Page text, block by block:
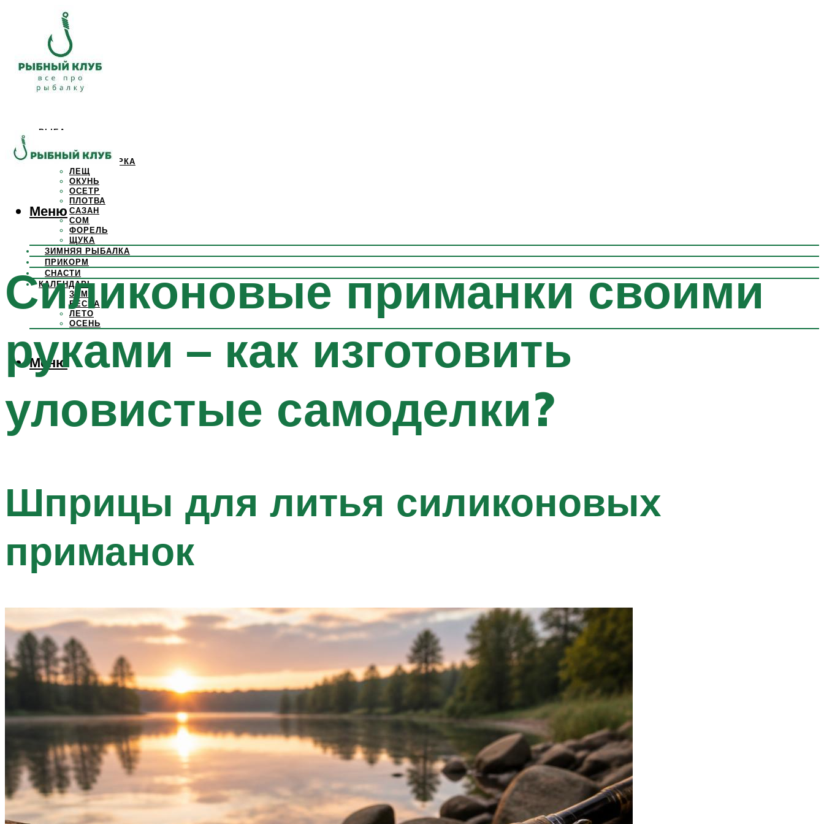
РЫБА
КАРП
КРАСНОПЕРКА
ЛЕЩ
ОКУНЬ
ОСЕТР
ПЛОТВА
САЗАН
СОМ
ФОРЕЛЬ
ЩУКА
ЗИМНЯЯ РЫБАЛКА
ПРИКОРМ
СНАСТИ
КАЛЕНДАРЬ
ЗИМА
ВЕСНА
ЛЕТО
ОСЕНЬ
Меню
Меню
Силиконовые приманки своими
руками – как изготовить
уловистые самоделки?
Шприцы для литья силиконовых
приманок